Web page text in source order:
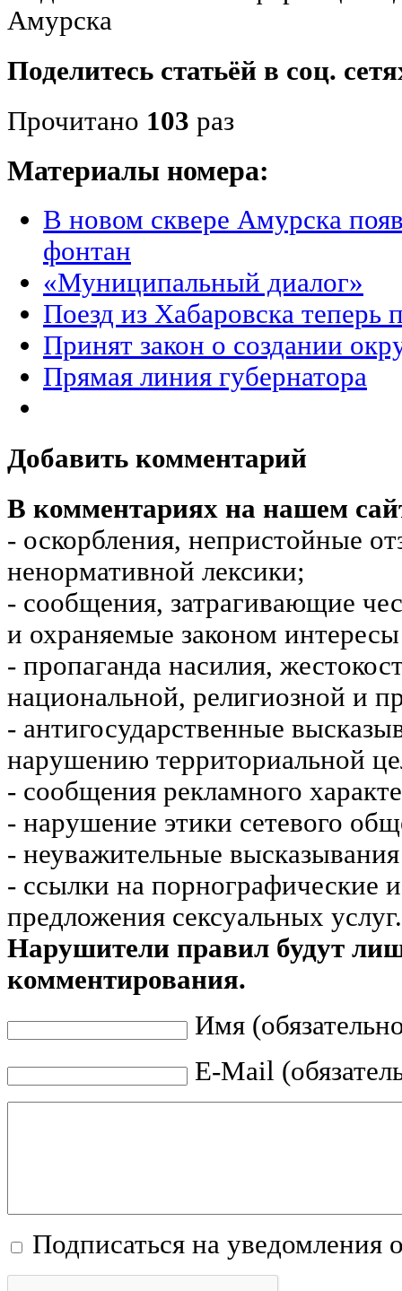
Амурска
Поделитесь статьёй в соц.
Прочитано 103 раз
Материалы номера:
В новом сквере Амурска
фонтан
«Муниципальный диалог»
Поезд из Хабаровска теперь
Принят закон о создании
Прямая линия губернатора
Добавить комментарий
В комментариях на нашем
- оскорбления, непристойные
ненормативной лексики;
- сообщения, затрагивающие
и охраняемые законом
- пропаганда насилия,
национальной, религиозной и
- антигосударственные
нарушению территориальной
- сообщения рекламного
- нарушение этики сетевого
- неуважительные
- ссылки на порнографические
предложения сексуальных услуг.
Нарушители правил будут
комментирования.
Имя
E-Mail
Подписаться на уведомления